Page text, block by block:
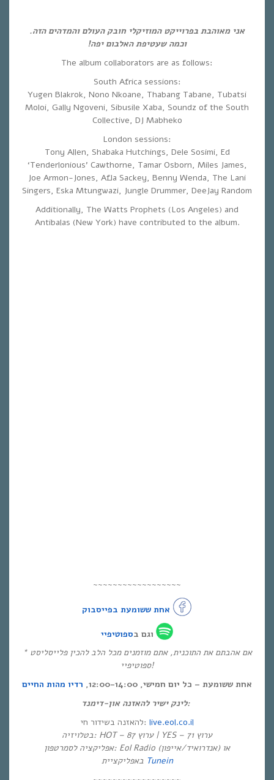
אני מאוהבת בפרוייקט המוזיקלי חובק העולם והמדהים הזה.
וכמה שעטיפת האלבום יפה!
The album collaborators are as follows:
South Africa sessions:
Yugen Blakrok, Nono Nkoane, Thabang Tabane, Tubatsi
Moloi, Gally Ngoveni, Sibusile Xaba, Soundz of the South
Collective, DJ Mabheko
London sessions:
Tony Allen, Shabaka Hutchings, Dele Sosimi, Ed
‘Tenderlonious’ Cawthorne, Tamar Osborn, Miles James,
Joe Armon-Jones, Afla Sackey, Benny Wenda, The Lani
Singers, Eska Mtungwazi, Jungle Drummer, DeeJay Random
Additionally, The Watts Prophets (Los Angeles) and
Antibalas (New York) have contributed to the album.
~~~~~~~~~~~~~~~~~~
וגם ב
* אם אהבתם את התוכנית, אתם מוזמנים מכל הלב להכין פלייסליסט
ספוטיפיי!
אחת ששומעת – כל יום חמישי, 12:00-14:00,
רדיו מהות החיים
לינק ישיר להאזנה און-דימנד:
להאזנה בשידור חי: live.eol.co.il
בטלויזיה: HOT – ערוץ 87 | YES – ערוץ 71
אפליקציה לסמרטפון: Eol Radio (אנדרואיד/אייפון) או
באפליקציית Tunein